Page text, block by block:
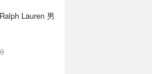
Lauren 男